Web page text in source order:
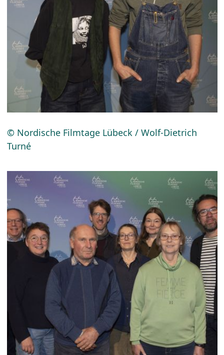
© Nordische Filmtage Lübeck / Wolf-Dietrich
Turné